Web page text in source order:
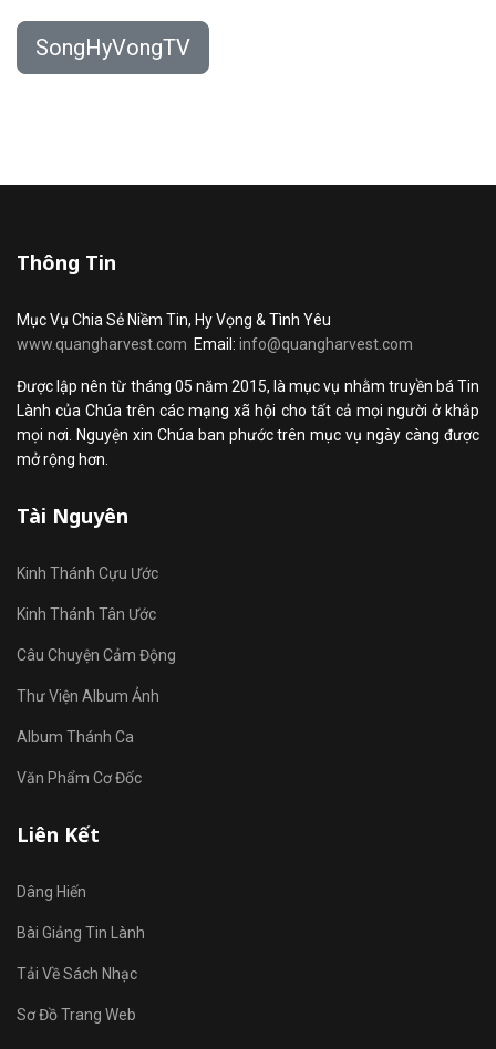
SongHyVongTV
Thông Tin
Mục Vụ Chia Sẻ Niềm Tin, Hy Vọng & Tình Yêu
www.quangharvest.com Email: info@quangharvest.com
Được lập nên từ tháng 05 năm 2015, là mục vụ nhằm truyền bá Tin
Lành của Chúa trên các mạng xã hội cho tất cả mọi người ở khắp
mọi nơi. Nguyện xin Chúa ban phước trên mục vụ ngày càng được
mở rộng hơn.
Tài Nguyên
Kinh Thánh Cựu Ước
Kinh Thánh Tân Ước
Câu Chuyện Cảm Động
Thư Viện Album Ảnh
Album Thánh Ca
Văn Phẩm Cơ Đốc
Liên Kết
Dâng Hiến
Bài Giảng Tin Lành
Tải Về Sách Nhạc
Sơ Đồ Trang Web